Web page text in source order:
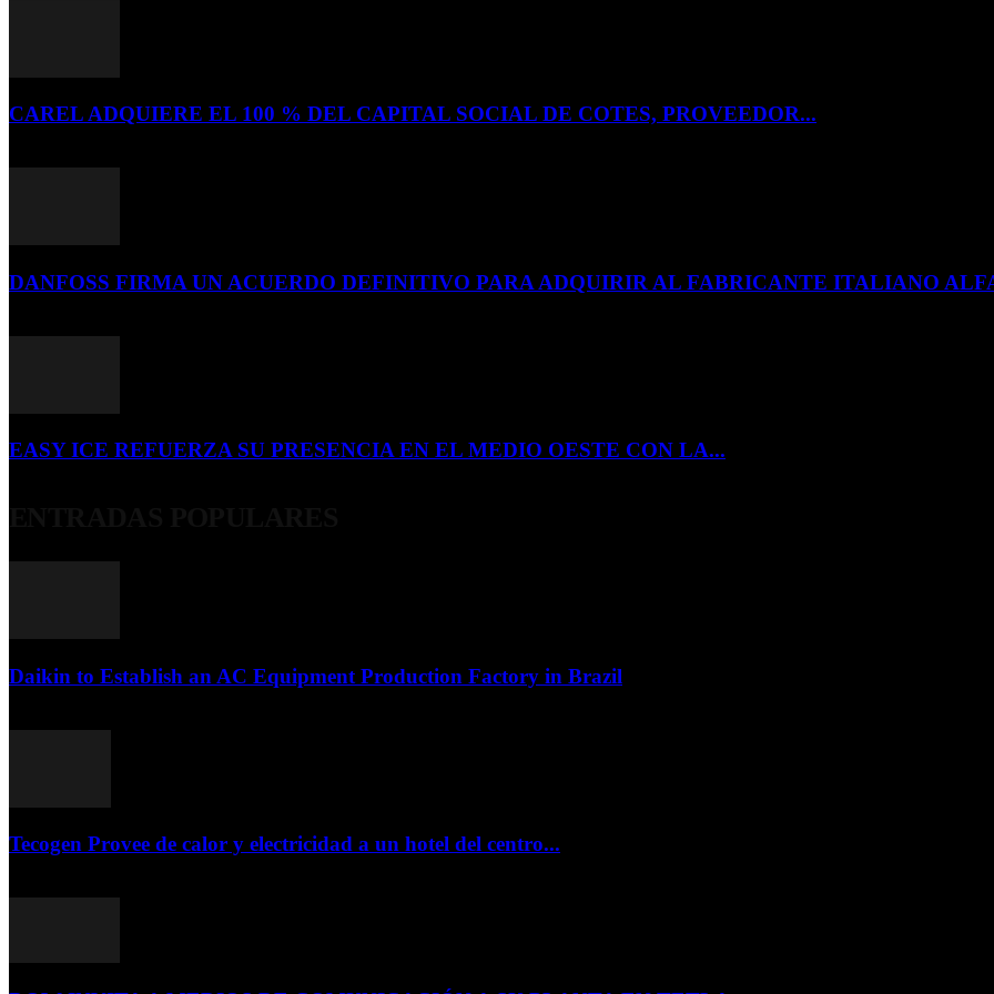
CAREL ADQUIERE EL 100 % DEL CAPITAL SOCIAL DE COTES, PROVEEDOR...
DANFOSS FIRMA UN ACUERDO DEFINITIVO PARA ADQUIRIR AL FABRICANTE ITALIANO
EASY ICE REFUERZA SU PRESENCIA EN EL MEDIO OESTE CON LA...
Daikin to Establish an AC Equipment Production Factory in Brazil
Tecogen Provee de calor y electricidad a un hotel del centro...